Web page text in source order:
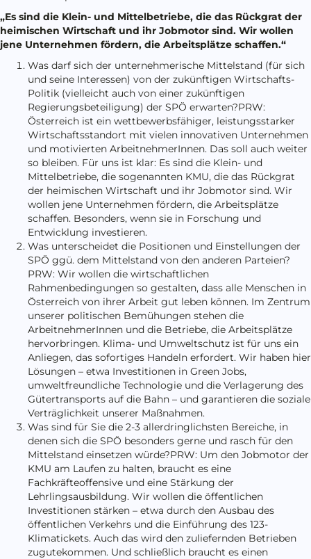
„Es sind die Klein- und Mittelbetriebe, die das Rückgrat der
heimischen Wirtschaft und ihr Jobmotor sind. Wir wollen
jene Unternehmen fördern, die Arbeitsplätze schaffen.“
Was darf sich der unternehmerische Mittelstand (für sich
und seine Interessen) von der zukünftigen Wirtschafts-
Politik (vielleicht auch von einer zukünftigen
Regierungsbeteiligung) der SPÖ erwarten?PRW:
Österreich ist ein wettbewerbsfähiger, leistungsstarker
Wirtschaftsstandort mit vielen innovativen Unternehmen
und motivierten ArbeitnehmerInnen. Das soll auch weiter
so bleiben. Für uns ist klar: Es sind die Klein- und
Mittelbetriebe, die sogenannten KMU, die das Rückgrat
der heimischen Wirtschaft und ihr Jobmotor sind. Wir
wollen jene Unternehmen fördern, die Arbeitsplätze
schaffen. Besonders, wenn sie in Forschung und
Entwicklung investieren.
Was unterscheidet die Positionen und Einstellungen der
SPÖ ggü. dem Mittelstand von den anderen Parteien?
PRW: Wir wollen die wirtschaftlichen
Rahmenbedingungen so gestalten, dass alle Menschen in
Österreich von ihrer Arbeit gut leben können. Im Zentrum
unserer politischen Bemühungen stehen die
ArbeitnehmerInnen und die Betriebe, die Arbeitsplätze
hervorbringen. Klima- und Umweltschutz ist für uns ein
Anliegen, das sofortiges Handeln erfordert. Wir haben hier
Lösungen – etwa Investitionen in Green Jobs,
umweltfreundliche Technologie und die Verlagerung des
Gütertransports auf die Bahn – und garantieren die soziale
Verträglichkeit unserer Maßnahmen.
Was sind für Sie die 2-3 allerdringlichsten Bereiche, in
denen sich die SPÖ besonders gerne und rasch für den
Mittelstand einsetzen würde?PRW: Um den Jobmotor der
KMU am Laufen zu halten, braucht es eine
Fachkräfteoffensive und eine Stärkung der
Lehrlingsausbildung. Wir wollen die öffentlichen
Investitionen stärken – etwa durch den Ausbau des
öffentlichen Verkehrs und die Einführung des 123-
Klimatickets. Auch das wird den zuliefernden Betrieben
zugutekommen. Und schließlich braucht es einen